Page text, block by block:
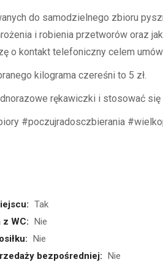
do samodzielnego zbioru
i robienia przetworów oraz
o kontakt telefoniczny celem
kilograma czereśni to 5 zł.
rękawiczki i stosować
#poczujradosczbierania
Tak
WC: Nie
Nie
bezpośredniej: Nie